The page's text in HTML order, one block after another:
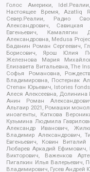
Голос Америки,
Настоящее Время, Azatliq
Север.Реалии, Радио
Александрович,
Евгеньевич,
Александровна, Medusa
Баданин Роман Сергеевич,
Борисович, Ярош Юлия
Железнова Мария
Елизавета Витальевна, The
Софья Романовна,
Владимировна, Постернак
Степан Юрьевич, Istories
Алеся Алексеевна,
Анин Роман
Альтаир 2021, Ромашки
иноагенты, Каткова
Кузьмина Людмила
Александр Иванович,
Владимир Александрович,
Евгеньевич, Ковин Виталий
Любарев Аркадий Ефимович,
Викторович, Важенков
Пигалкин Илья Валерьевич,
Владимирович, Гусев Андрей